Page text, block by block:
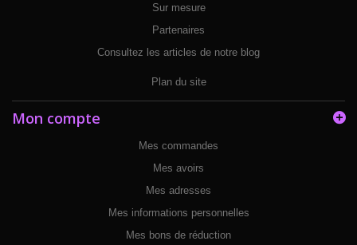
Sur mesure
Partenaires
Consultez les articles de notre blog
Plan du site
Mon compte
Mes commandes
Mes avoirs
Mes adresses
Mes informations personnelles
Mes bons de réduction